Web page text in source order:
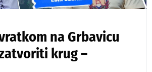
na Grbavicu
krug –